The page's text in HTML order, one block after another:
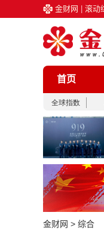
金财网 滚动
首页
企业
金财网 > 综合